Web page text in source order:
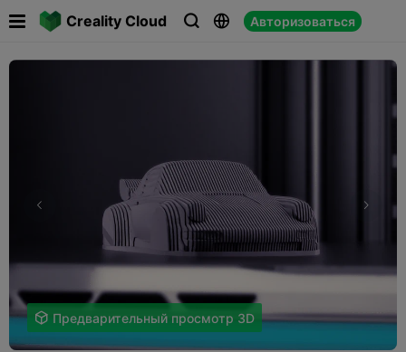
Creality Cloud   Авторизоваться
 
 Предварительный просмотр 3D